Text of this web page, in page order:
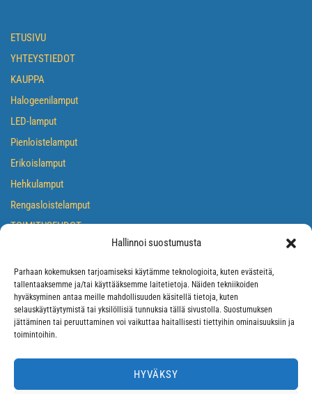
Hallinnoi suostumusta
Parhaan kokemuksen tarjoamiseksi käytämme teknologioita, kuten evästeitä,
tallentaaksemme ja/tai käyttääksemme laitetietoja. Näiden tekniikoiden
hyväksyminen antaa meille mahdollisuuden käsitellä tietoja, kuten
selauskäyttäytymistä tai yksilöllisiä tunnuksia tällä sivustolla. Suostumuksen
jättäminen tai peruuttaminen voi vaikuttaa haitallisesti tiettyihin ominaisuuksiin ja
toimintoihin.
HYVÄKSY
ETUSIVU
YHTEYSTIEDOT
KAUPPA
Halogeenilamput
LED-lamput
Pienloistelamput
Erikoislamput
Hehkulamput
Rengasloistelamput
TOIMITUSEHDOT
EVÄSTEKÄYTÄNTÖ